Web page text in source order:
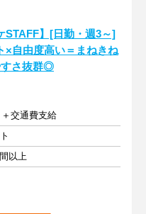
STAFF】[日勤・週3～]
×自由度高い＝まねきね
すさ抜群◎
交通費支給
以上